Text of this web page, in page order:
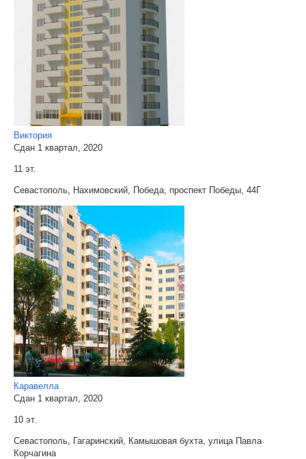
Виктория
Сдан 1 квартал, 2020
11 эт.
Севастополь, Нахимовский, Победа, проспект Победы, 44Г
Каравелла
Сдан 1 квартал, 2020
10 эт.
Севастополь, Гагаринский, Камышовая бухта, улица Павла
Корчагина